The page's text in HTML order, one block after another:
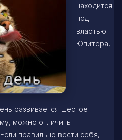
находится
под
властью
Юпитера,
развивается шестое
можно отличить
правильно вести себя,